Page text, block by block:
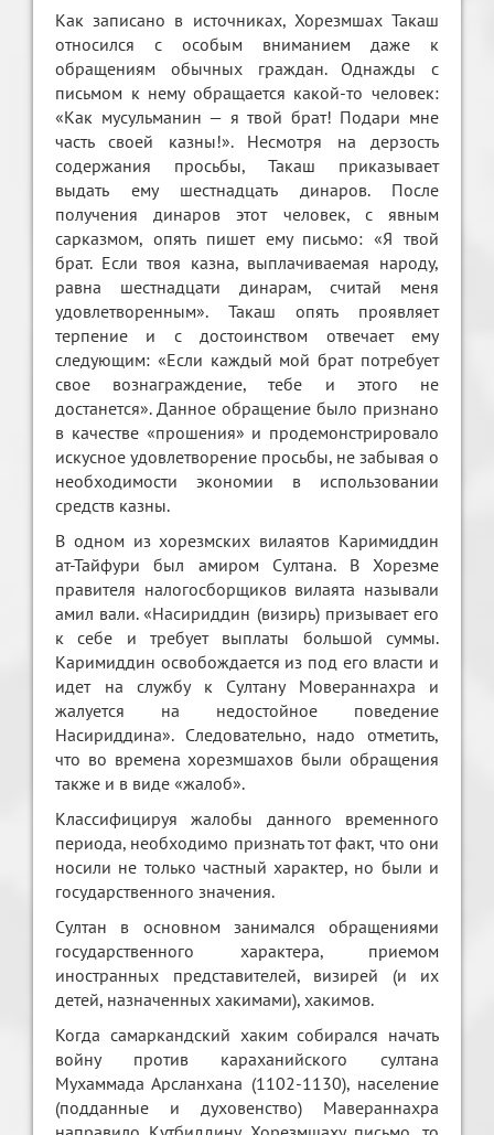
Как записано в источниках, Хорезмшах Такаш
относился с особым вниманием даже к
обращениям обычных граждан. Однажды с
письмом к нему обращается какой-то человек:
«Как мусульманин — я твой брат! Подари мне
часть своей казны!». Несмотря на дерзость
содержания просьбы, Такаш приказывает
выдать ему шестнадцать динаров. После
получения динаров этот человек, с явным
сарказмом, опять пишет ему письмо: «Я твой
брат. Если твоя казна, выплачиваемая народу,
равна шестнадцати динарам, считай меня
удовлетворенным». Такаш опять проявляет
терпение и с достоинством отвечает ему
следующим: «Если каждый мой брат потребует
свое вознаграждение, тебе и этого не
достанется». Данное обращение было признано
в качестве «прошения» и продемонстрировало
искусное удовлетворение просьбы, не забывая о
необходимости экономии в использовании
средств казны.
В одном из хорезмских вилаятов Каримиддин
ат-Тайфури был амиром Султана. В Хорезме
правителя налогосборщиков вилаята называли
амил вали. «Насириддин (визирь) призывает его
к себе и требует выплаты большой суммы.
Каримиддин освобождается из под его власти и
идет на службу к Султану Мовераннахра и
жалуется на недостойное поведение
Насириддина». Следовательно, надо отметить,
что во времена хорезмшахов были обращения
также и в виде «жалоб».
Классифицируя жалобы данного временного
периода, необходимо признать тот факт, что они
носили не только частный характер, но были и
государственного значения.
Султан в основном занимался обращениями
государственного характера, приемом
иностранных представителей, визирей (и их
детей, назначенных хакимами), хакимов.
Когда самаркандский хаким собирался начать
войну против караханийского султана
Мухаммада Арсланхана (1102-1130), население
(подданные и духовенство) Мавераннахра